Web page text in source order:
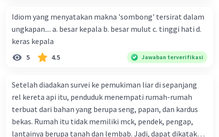
Namun, penggunaan teknologi informasi juga
memiliki risiko dan dampak negatif, seperti
kecanduan internet dan penyebaran informasi
yang tidak benar atau hoaks. Oleh karena itu,
penting bagi kita untuk menggunakan teknologi
Beri Rating·0.0(0) Balas
perusahaan kepada konsumen. Urutan yang tepat agar
menjadi teks eksposisi yang padu adalah .... A. (1)-(2)-(3)-
(4)-(5) B. (2)-(1)-(3)-(4)-(5) C. (3)-(1)-(2)-(5)-(4) D. (3)-(5)-
(4)-(1)-(2) E. (5)-(1)-(3)-(4)-(2)
Idiom yang menyatakan makna 'sombong' tersirat dalam
ungkapan.... a. besar kepala b. besar mulut c. tinggi hati d.
keras kepala
5 4.5 Jawaban terverifikasi
Setelah diadakan survei ke pemukiman liar di sepanjang
rel kereta api itu, penduduk menempati rumah-rumah
terbuat dari bahan yang berupa seng, papan, dan kardus
bekas. Rumah itu tidak memiliki mck, pendek, pengap,
lantainya berupa tanah dan lembab. Jadi, dapat dikatakan